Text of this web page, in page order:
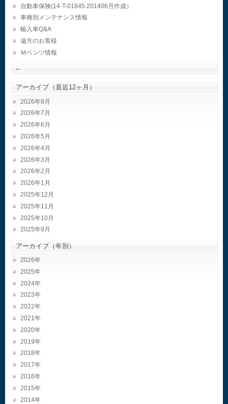
自動車保険(14-T-01845.201406月作成）
車種別メンテナンス情報
輸入車Q&A
遠方のお客様
Ｍベンツ情報
–
アーカイブ（直近12ヶ月）
2026年8月
2026年7月
2026年6月
2026年5月
2026年4月
2026年3月
2026年2月
2026年1月
2025年12月
2025年11月
2025年10月
2025年9月
アーカイブ（年別）
2026
2025
2024
2023
2022
2021
2020
2019
2018
2017
2016
2015
2014